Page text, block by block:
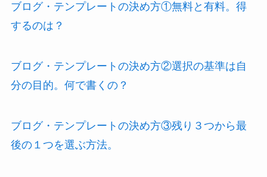
ブログ・テンプレートの決め方①無料と有料。得
するのは？
ブログ・テンプレートの決め方②選択の基準は自
分の目的。何で書くの？
ブログ・テンプレートの決め方③残り３つから最
後の１つを選ぶ方法。